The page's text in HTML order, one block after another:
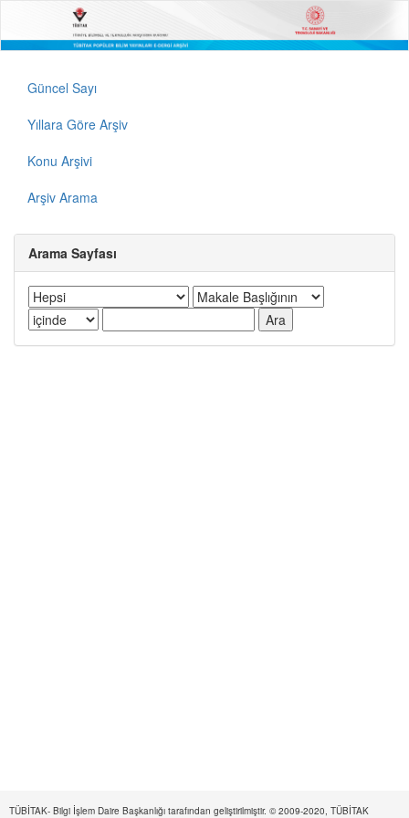
Güncel Sayı
Yıllara Göre Arşiv
Konu Arşivi
Arşiv Arama
Arama Sayfası
TÜBİTAK- Bilgi İşlem Daire Başkanlığı tarafından geliştirilmiştir. © 2009-2020, TÜBİTAK